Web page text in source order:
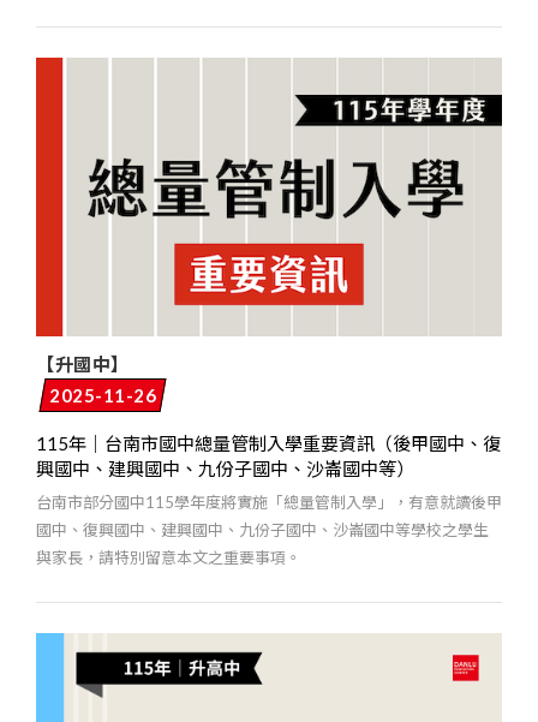
【升國中】
2025-11-26
115年｜台南市國中總量管制入學重要資訊（後甲國中、復
興國中、建興國中、九份子國中、沙崙國中等）
台南市部分國中115學年度將實施「總量管制入學」，有意就讀後甲
國中、復興國中、建興國中、九份子國中、沙崙國中等學校之學生
與家長，請特別留意本文之重要事項。